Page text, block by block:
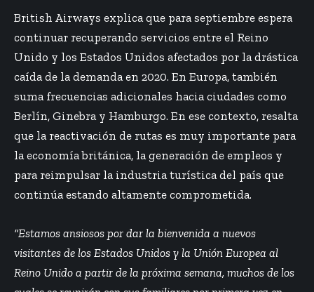
British Airways explica que para septiembre espera
continuar recuperando servicios entre el Reino
Unido y los Estados Unidos afectados por la drástica
caída de la demanda en 2020. En Europa, también
suma frecuencias adicionales hacia ciudades como
Berlín, Ginebra y Hamburgo. En ese contexto, resalta
que la reactivación de rutas es muy importante para
la economía británica, la generación de empleos y
para reimpulsar la industria turística del país que
continúa estando altamente comprometida.
“Estamos ansiosos por dar la bienvenida a nuevos
visitantes de los Estados Unidos y la Unión Europea al
Reino Unido a partir de la próxima semana, muchos de los